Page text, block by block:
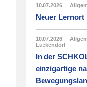
10.07.2026 |
Neuer Lernort
10.07.2026 |
Lückendorf
In der
einzigartige